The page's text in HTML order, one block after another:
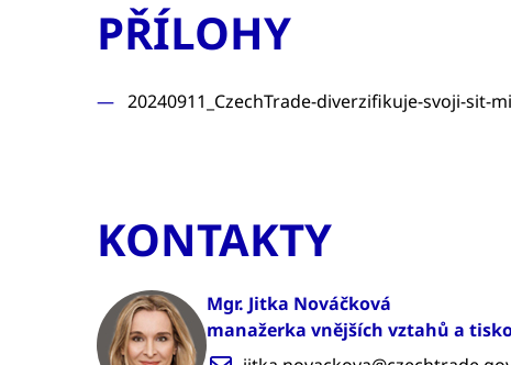
PŘÍLOHY
20240911_CzechTrade-diverzifikuje-svoji-
KONTAKTY
Mgr. Jitka Nováčková
manažerka vnějších vztahů a